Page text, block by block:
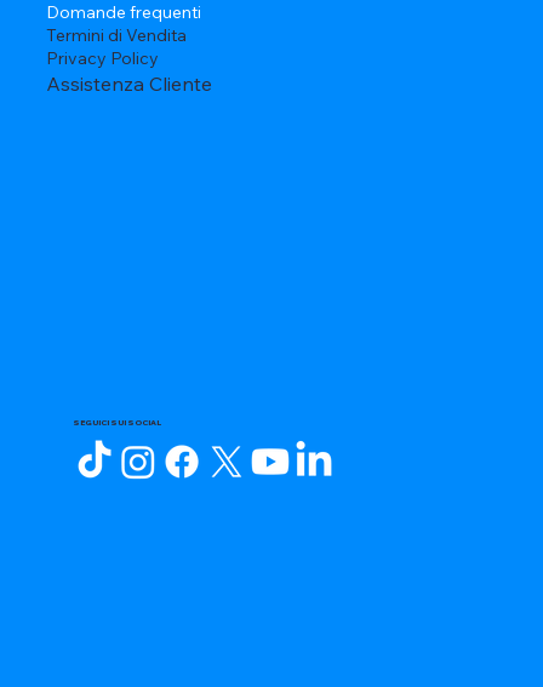
Domande frequenti
Termini di Vendita
Privacy Policy
Assistenza Cliente
SEGUICI SUI SOCIAL